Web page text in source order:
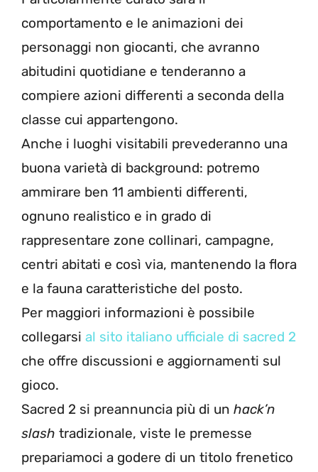
comportamento e le animazioni dei
personaggi non giocanti, che avranno
abitudini quotidiane e tenderanno a
compiere azioni differenti a seconda della
classe cui appartengono.
Anche i luoghi visitabili prevederanno una
buona varietà di background: potremo
ammirare ben 11 ambienti differenti,
ognuno realistico e in grado di
rappresentare zone collinari, campagne,
centri abitati e così via, mantenendo la flora
e la fauna caratteristiche del posto.
Per maggiori informazioni è possibile
collegarsi al sito italiano ufficiale di sacred 2
che offre discussioni e aggiornamenti sul
gioco.
Sacred 2 si preannuncia più di un hack’n
slash tradizionale, viste le premesse
prepariamoci a godere di un titolo frenetico